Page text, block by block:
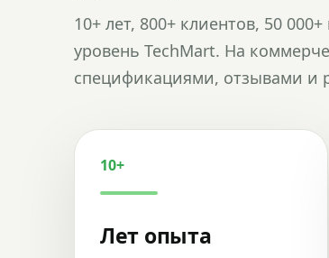
10+ лет, 800+ клиентов, 50
уровень TechMart. На
спецификациями, отзывами и
10+
Лет опыта